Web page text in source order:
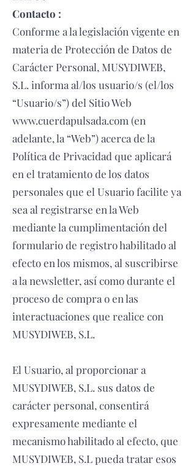
Contacto :
Conforme a la legislación vigente en
materia de Protección de Datos de
Carácter Personal, MUSYDIWEB,
S.L. informa al/los usuario/s (el/los
“Usuario/s”) del Sitio Web
www.cuerdapulsada.com (en
adelante, la “Web”) acerca de la
Política de Privacidad que aplicará
en el tratamiento de los datos
personales que el Usuario facilite ya
sea al registrarse en la Web
mediante la cumplimentación del
formulario de registro habilitado al
efecto en los mismos, al suscribirse
a la newsletter, así como durante el
proceso de compra o en las
interactuaciones que realice con
MUSYDIWEB, S.L.
El Usuario, al proporcionar a
MUSYDIWEB, S.L. sus datos de
carácter personal, consentirá
expresamente mediante el
mecanismo habilitado al efecto, que
MUSYDIWEB, S.L pueda tratar esos